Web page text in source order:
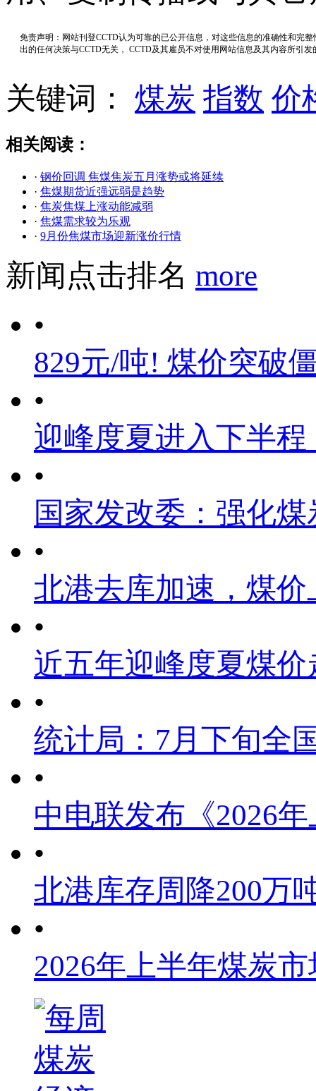
免责声明：网站刊登CCTD认为可靠的已公开信息，对这些信息的准确性和完
出的任何决策与CCTD无关， CCTD及其雇员不对使用网站信息及其内容所引
关键词： 煤炭 指数 价
相关阅读：
· 钢价回调 焦煤焦炭五月涨势或将延续
· 焦煤期货近强远弱是趋势
· 焦炭焦煤上涨动能减弱
· 焦煤需求较为乐观
· 9月份焦煤市场迎新涨价行情
新闻点击排名 more
•
829元/吨! 煤价突破
•
迎峰度夏进入下半
•
国家发改委：强化
•
北港去库加速，煤
•
近五年迎峰度夏煤价
•
统计局：7月下旬全
•
中电联发布《2026
•
北港库存周降200万
•
2026年上半年煤炭